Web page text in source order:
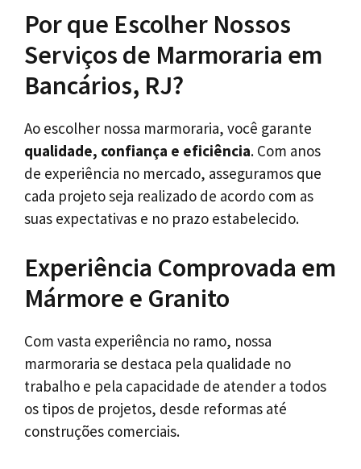
Por que Escolher Nossos
Serviços de Marmoraria em
Bancários, RJ?
Ao escolher nossa marmoraria, você garante
qualidade, confiança e eficiência. Com anos
de experiência no mercado, asseguramos que
cada projeto seja realizado de acordo com as
suas expectativas e no prazo estabelecido.
Experiência Comprovada em
Mármore e Granito
Com vasta experiência no ramo, nossa
marmoraria se destaca pela qualidade no
trabalho e pela capacidade de atender a todos
os tipos de projetos, desde reformas até
construções comerciais.